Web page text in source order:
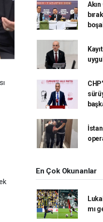
En Çok Okunanlar
mı